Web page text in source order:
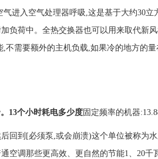
进入空气处理器呼吸,这是基于大约30
负荷中。全热交换器也可以用来取代新
需要额外的主机负载,如果冷的地方的
13个小时耗电多少度固定频率的机器
回到[必须泵,或会崩溃)这个单位被称为
空调那些更高效、更自然的节能1、20千